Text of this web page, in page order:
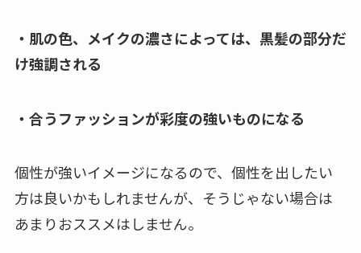
・肌の色、メイクの濃さによっては、黒髪の部分だ
け強調される
・合うファッションが彩度の強いものになる
個性が強いイメージになるので、個性を出したい
方は良いかもしれませんが、そうじゃない場合は
あまりおススメはしません。